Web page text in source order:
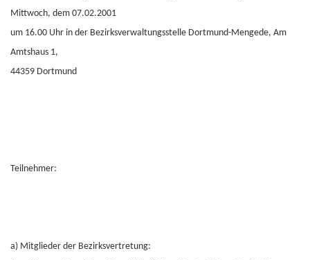
Mittwoch, dem 07.02.2001
um 16.00 Uhr in der Bezirksverwaltungsstelle Dortmund-Mengede, Am
Amtshaus 1,
44359 Dortmund
Teilnehmer:
a) Mitglieder der Bezirksvertretung: